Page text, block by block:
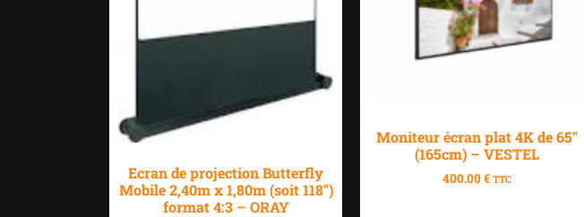
Ecran de projection Butterfly
Mobile 2,40m x 1,80m (soit 118″)
format 4:3 – ORAY
Moniteur écran plat 4K de 65″
(165cm) – VESTEL
400.00€ TTC